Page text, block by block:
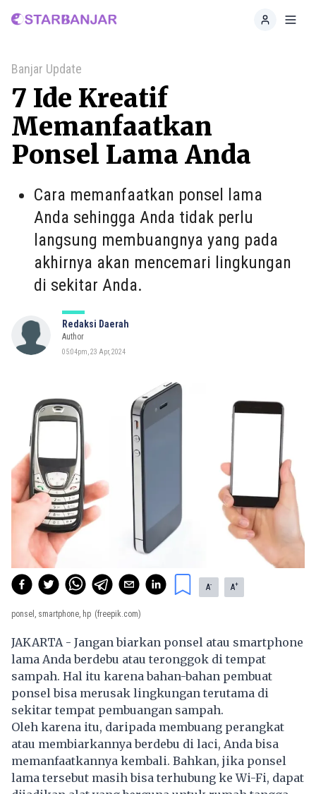
Home
Banjar Update
7 Ide Kreatif
Memanfaatkan
Ponsel Lama Anda
Cara memanfaatkan ponsel lama
Anda sehingga Anda tidak perlu
langsung membuangnya yang pada
akhirnya akan mencemari lingkungan
di sekitar Anda.
Redaksi Daerah
Author
05:04pm, 23 Apr, 2024
A- A+
ponsel, smartphone, hp (freepik.com)
JAKARTA - Jangan biarkan ponsel atau smartphone
lama Anda berdebu atau teronggok di tempat
sampah. Hal itu karena bahan-bahan pembuat
ponsel bisa merusak lingkungan terutama di
sekitar tempat pembuangan sampah.
Oleh karena itu, daripada membuang perangkat
atau membiarkannya berdebu di laci, Anda bisa
memanfaatkannya kembali. Bahkan, jika ponsel
lama tersebut masih bisa terhubung ke Wi-Fi, dapat